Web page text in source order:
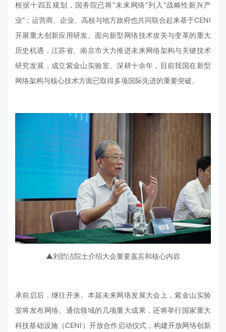
根据十四五规划，国务院已将“未来网络”列入“战略性新兴产
业”；运营商、企业、高校与地方政府也共同联合起来基于CENI
开展重大创新应用研发。面向新型网络技术攻关与变革的重大
历史机遇，江苏省、南京市大力推进未来网络架构与关键技术
研究发展，成立紫金山实验室。深耕十余年，目前我国在新型
网络架构与核心技术方面已取得多项国际先进的重要突破。
▲刘韵洁院士介绍大会重要嘉宾和核心内容
承前启后，继往开来。本届未来网络发展大会上，紫金山实验
室将发布网络、通信领域的几项重大成果，还将举行国家重大
科技基础设施（CENI）开放合作启动仪式，构建开放网络创新